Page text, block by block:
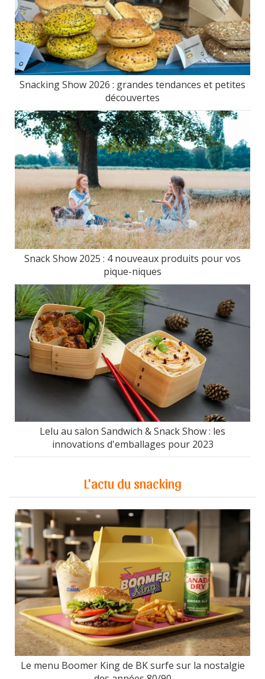
Snacking Show 2026 : grandes tendances et petites
découvertes
Snack Show 2025 : 4 nouveaux produits pour vos
pique-niques
Lelu au salon Sandwich & Snack Show : les
innovations d'emballages pour 2023
L'actu du snacking
Le menu Boomer King de BK surfe sur la nostalgie